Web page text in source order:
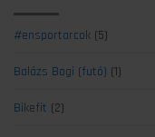
#ensportarcok (5)
Balázs Bogi (futó) (1)
Bikefit (2)